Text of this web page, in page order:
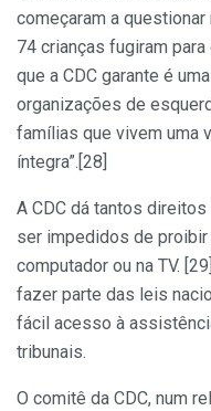
começaram a
74 crianças fugiram
que a CDC garante é
organizações de
famílias que vivem uma
íntegra”.[28]
A CDC dá tantos
ser impedidos de
computador ou na TV.
fazer parte das leis
fácil acesso à
tribunais.
O comitê da CDC, num